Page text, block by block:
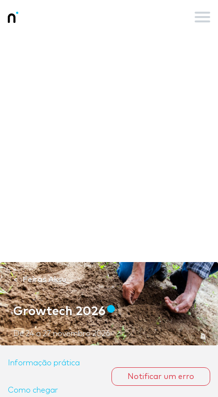
Feiras Aksu
Growtech 2026
De24a27 novembro 2026
Informação prática
Como chegar
Notificar um erro